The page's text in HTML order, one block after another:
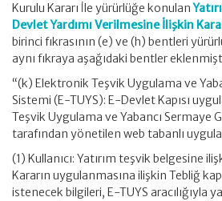
Kurulu Kararı İle yürürlüğe konulan
Devlet Yardımı Verilmesine İlişkin
birinci fıkrasının (e) ve (h) bentleri
aynı fıkraya aşağıdaki bentler
“(k) Elektronik Teşvik Uygulama ve
Sistemi (E-TUYS): E-Devlet Kapısı
Teşvik Uygulama ve Yabancı Sermaye
tarafından yönetilen web tabanlı
(1) Kullanıcı: Yatırım teşvik belgesine
Kararın uygulanmasına ilişkin Tebliğ
istenecek bilgileri, E-TUYS aracılığıyla